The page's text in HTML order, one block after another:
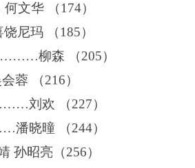
华
（174）
玛 （185）
柳森 （205）
（216）
刘欢 （227）
曈 （244）
昭亮 （256）